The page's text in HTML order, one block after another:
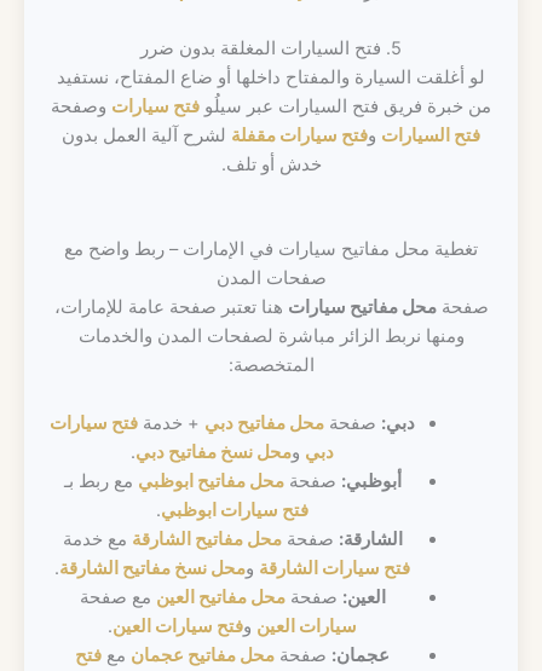
5. فتح السيارات المغلقة بدون ضرر
لو أغلقت السيارة والمفتاح داخلها أو ضاع المفتاح، نستفيد
من خبرة فريق فتح السيارات عبر سيلُو فتح سيارات وصفحة
فتح السيارات وفتح سيارات مقفلة لشرح آلية العمل بدون
خدش أو تلف.
تغطية محل مفاتيح سيارات في الإمارات – ربط واضح مع
صفحات المدن
صفحةمحل مفاتيح سيارات هنا تعتبر صفحة عامة للإمارات،
ومنها نربط الزائر مباشرة لصفحات المدن والخدمات
المتخصصة:
دبي: صفحة محل مفاتيح دبي + خدمة فتح سيارات
دبي ومحل نسخ مفاتيح دبي.
أبوظبي: صفحةمحل مفاتيح ابوظبي مع ربط بـ
فتح سيارات ابوظبي.
الشارقة: صفحةمحل مفاتيح الشارقة مع خدمة
فتح سيارات الشارقة ومحل نسخ مفاتيح الشارقة.
العين: صفحةمحل مفاتيح العين مع صفحة
سيارات العين وفتح سيارات العين.
عجمان: صفحة محل مفاتيح عجمان مع فتح